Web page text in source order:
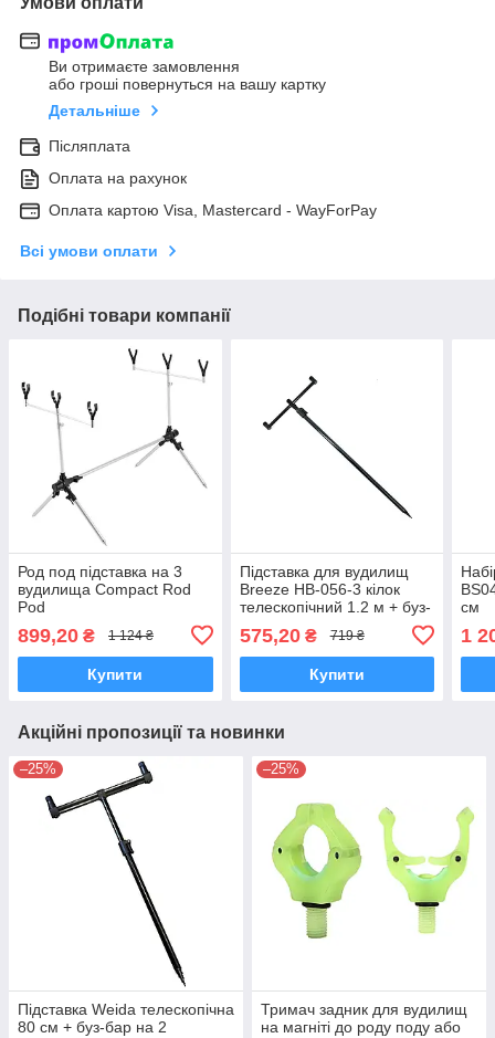
Ви отримаєте замовлення
або гроші повернуться на вашу картку
Детальніше
Післяплата
Оплата на рахунок
Оплата картою Visa, Mastercard - WayForPay
Всі умови оплати
Подібні товари компанії
Род под підставка на 3
вудилища Compact Rod
Pod
899,20 ₴ 1 124 ₴
Купити
Підставка для вудилищ
Breeze HB-056-3 кілок
телескопічний 1.2 м + буз-
бар на 3 вудилища 40 см
575,20₴ 719 ₴
Купити
см
1
Акційні пропозиції та новинки
–25%
Підставка Weida телескопічна
80 см + буз-бар на 2
–25%
Тримач задник для вудилищ
на магніті до роду поду або